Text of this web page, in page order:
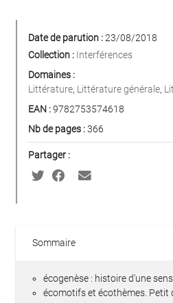
Date de parution :23/08/2018
Collection : Interférences
Domaines :
Littérature, Littérature générale,
EAN :9782753574618
Nb de pages :366
Partager :
Sommaire
écogenèse : histoire d'une
écomotifs et écothèmes. Petit